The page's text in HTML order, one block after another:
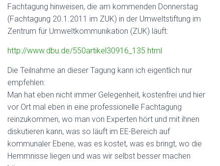
Fachtagung hinweisen, die am kommenden Donnerstag
(Fachtagung 20.1.2011 im ZUK) in der Umweltstiftung im
Zentrum für Umweltkommunikation (ZUK) läuft:
http://www.dbu.de/550artikel30916_135.html
Die Teilnahme an dieser Tagung kann ich eigentlich nur
empfehlen:
Man hat eben nicht immer Gelegenheit, kostenfrei und hier
vor Ort mal eben in eine professionelle Fachtagung
reinzukommen, wo man von Experten hört und mit ihnen
diskutieren kann, was so läuft im EE-Bereich auf
kommunaler Ebene, was es kostet, was es bringt, wo die
Hemmnisse liegen und was wir selbst besser machen